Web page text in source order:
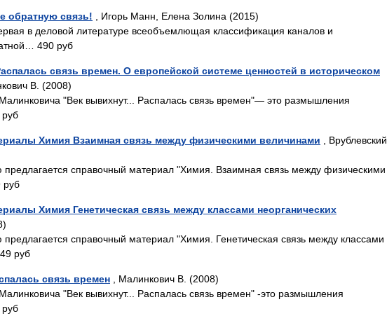
обратную связь! , Игорь Манн, Елена Золина (2015)
в деловой литературе всеобъемлющая классификация каналов и
490 руб
связь времен. О европейской системе ценностей в историческом
В. (2008)
"Век вывихнут... Распалась связь времен"— это размышления
Химия Взаимная связь между физическими величинами , Врублевский
справочный материал "Химия. Взаимная связь между физическими
руб
Химия Генетическая связь между классами неорганических
справочный материал "Химия. Генетическая связь между классами
руб
связь времен , Малинкович В. (2008)
"Век вывихнут... Распалась связь времен" -это размышления